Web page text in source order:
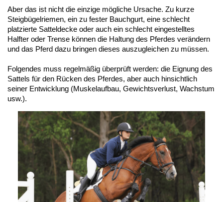
Aber das ist nicht die einzige mögliche Ursache. Zu kurze
Steigbügelriemen, ein zu fester Bauchgurt, eine schlecht
platzierte Satteldecke oder auch ein schlecht eingestelltes
Halfter oder Trense können die Haltung des Pferdes verändern
und das Pferd dazu bringen dieses auszugleichen zu müssen.
Folgendes muss regelmäßig überprüft werden: die Eignung des
Sattels für den Rücken des Pferdes, aber auch hinsichtlich
seiner Entwicklung (Muskelaufbau, Gewichtsverlust, Wachstum
usw.).